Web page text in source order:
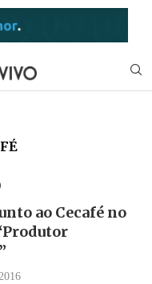
ao Cecafé no